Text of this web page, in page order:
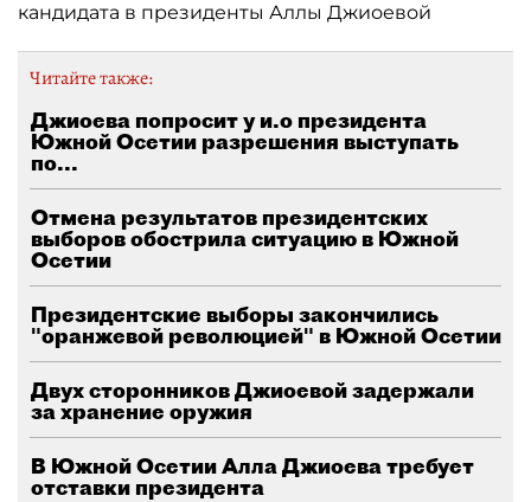
кандидата в президенты Аллы Джиоевой
Читайте также:
Джиоева попросит у и.о президента
Южной Осетии разрешения выступать
по...
Отмена результатов президентских
выборов обострила ситуацию в Южной
Осетии
Президентские выборы закончились
"оранжевой революцией" в Южной Осетии
Двух сторонников Джиоевой задержали
за хранение оружия
В Южной Осетии Алла Джиоева требует
отставки президента